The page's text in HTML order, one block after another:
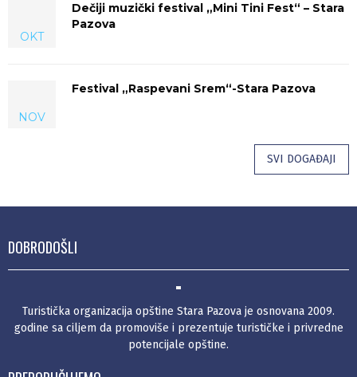
OKT
Dečiji muzički festival „Mini Tini Fest“ – Stara
Pazova
NOV
Festival „Raspevani Srem“-Stara Pazova
SVI DOGAĐAJI
DOBRODOŠLI
Turistička organizacija opštine Stara Pazova je osnovana 2009.
godine sa ciljem da promoviše i prezentuje turističke i privredne
potencijale opštine.